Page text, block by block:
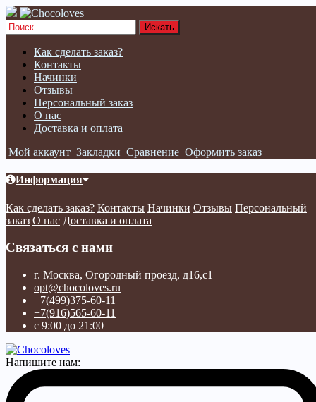
Как сделать заказ?
Контакты
Начинки
Отзывы
Персональный заказ
О нас
Доставка и оплата
Мой аккаунт Закладки Сравнение Оформить заказ
Информация
Как сделать заказ? Контакты Начинки Отзывы Персональный
заказ О нас Доставка и оплата
Связаться с нами
г. Москва, Огородный проезд, д16,с1
opt@chocoloves.ru
+7(499)375-60-11
+7(916)565-60-11
с 9:00 до 21:00
Напишите нам: